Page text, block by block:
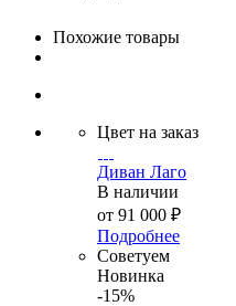
Похожие товары
Цвет на заказ
Диван Лаго
В наличии
от 91 000 ₽
Подробнее
Советуем
Новинка
-15%